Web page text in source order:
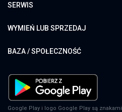
SERWIS
WYMIEŃ LUB SPRZEDAJ
BAZA / SPOŁECZNOŚĆ
Google Play i logo Google Play są znakami